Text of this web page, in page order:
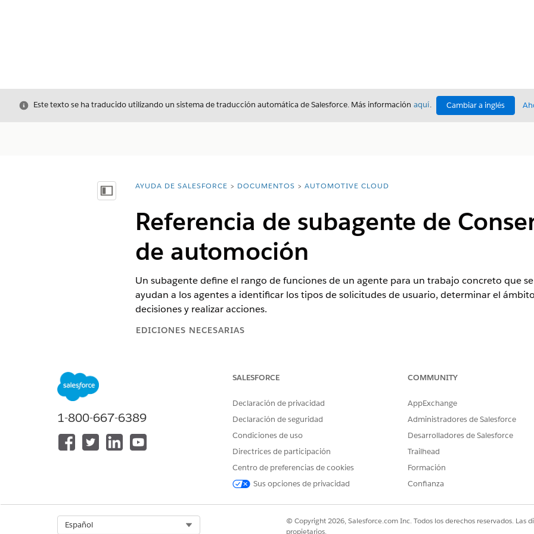
Cerrar
Este texto se ha traducido utilizando un sistema de traducción automática de Salesforce. Más información aquí. Cambiar a inglés
Mostrar índice de materias
Usted está aquí:
AYUDA DE SALESFORCE DOCUMENTOS AUTOMOTIVE CLOUD
Referencia de subagente de
de automoción
Un subagente define el rango de funciones de un agente para un trabajo concreto que se
ayudan a los agentes a identificar los tipos de solicitudes de usuario, determinar el
decisiones y realizar acciones.
EDICIONES NECESARIAS
Disponible en: EdicionesEnterprise DeveloperEdition con el
Subagente: Conserje de ventas de automoción
El subagente de agentes de Automotive Sales Concierge ofrece una solución centralizada para
personalizada para cada cliente. Los representantes de ventas de una empresa de automoción
ventas de automoción para resumir detalles de vehículos y clientes, buscar nuevos vehículos y
evaluaciones de intercambio. Este subagente proporciona un asistente de IA conversacional,
significativamente el esfuerzo manual y mejorando la implicación de los clientes.
1-800-667-6389
SALESFORCE
Declaración de privacidad
Declaración de seguridad
Condiciones de uso
Directrices de participación
Centro de preferencias de cookies
Sus opciones de privacidad
COMMUNITY
AppExchange
Administradores de Salesforce
Desarrolladores de Salesforce
Trailhead
Formación
Confianza
Español
© Copyright 2026, Salesforce.com Inc. Todos los derechos reservados. Las
propietarios.